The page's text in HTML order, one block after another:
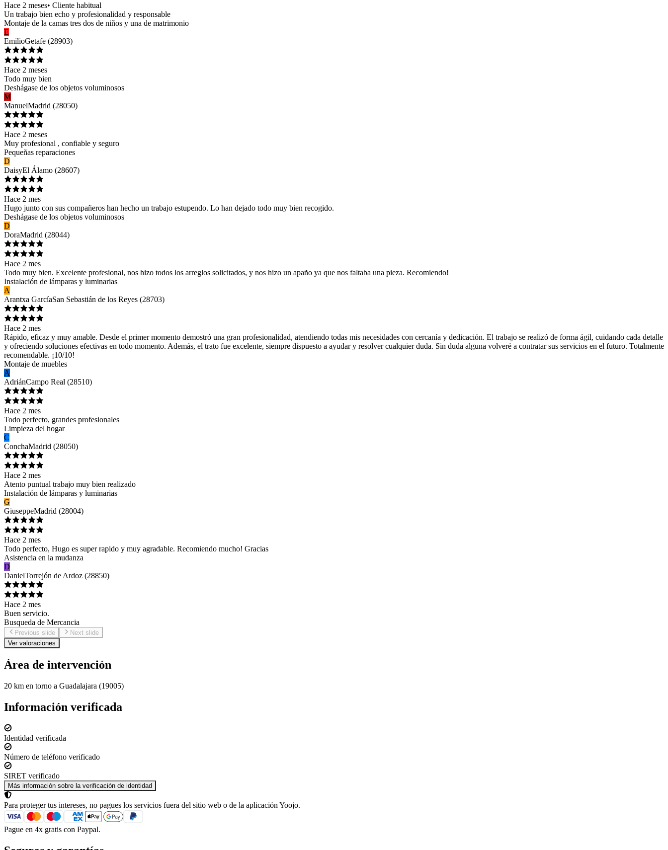
Hace 2 meses• Cliente habitual
Un trabajo bien echo y profesionalidad y responsable
Montaje de la camas tres dos de niños y una de matrimonio
E
EmilioGetafe (28903)
Hace 2 meses
Todo muy bien
Deshágase de los objetos voluminosos
M
ManuelMadrid (28050)
Hace 2 meses
Muy profesional , confiable y seguro
Pequeñas reparaciones
D
DaisyEl Álamo (28607)
Hace 2 mes
Hugo junto con sus compañeros han hecho un trabajo estupendo. Lo han dejado todo muy bien recogido.
Deshágase de los objetos voluminosos
D
DoraMadrid (28044)
Hace 2 mes
Todo muy bien. Excelente profesional, nos hizo todos los arreglos solicitados, y nos hizo un apaño ya que nos faltaba una pieza. Recomiendo!
Instalación de lámparas y luminarias
A
Arantxa GarcíaSan Sebastián de los Reyes (28703)
Hace 2 mes
Rápido, eficaz y muy amable. Desde el primer momento demostró una gran profesionalidad, atendiendo todas mis necesidades con cercanía y dedicación. El trabajo se realizó de forma ágil, cuidando cada detalle
y ofreciendo soluciones efectivas en todo momento. Además, el trato fue excelente, siempre dispuesto a ayudar y resolver cualquier duda. Sin duda alguna volveré a contratar sus servicios en el futuro. Totalmente
recomendable. ¡10/10!
Montaje de muebles
A
AdriánCampo Real (28510)
Hace 2 mes
Todo perfecto, grandes profesionales
Limpieza del hogar
C
ConchaMadrid (28050)
Hace 2 mes
Atento puntual trabajo muy bien realizado
Instalación de lámparas y luminarias
G
GiuseppeMadrid (28004)
Hace 2 mes
Todo perfecto, Hugo es super rapido y muy agradable. Recomiendo mucho! Gracias
Asistencia en la mudanza
D
DanielTorrejón de Ardoz (28850)
Hace 2 mes
Buen servicio.
Busqueda de Mercancia
Previous slide
Next slide
Ver valoraciones
Área de intervención
20 km en torno a Guadalajara (19005)
Información verificada
Identidad verificada
Número de teléfono verificado
SIRET verificado
Más información sobre la verificación de identidad
Para proteger tus intereses, no pagues los servicios fuera del sitio web o de la aplicación Yoojo.
Pague en 4x gratis con Paypal.